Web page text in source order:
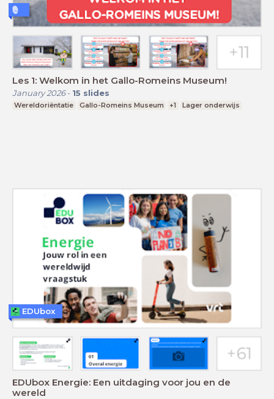
Les 1: Welkom in het Gallo-Romeins Museum!
January 2026- 15 slides
Wereldoriëntatie Gallo-Romeins Museum +1 Lager onderwijs
EDUbox Energie: Een uitdaging voor jou en de
wereld
EDUbox